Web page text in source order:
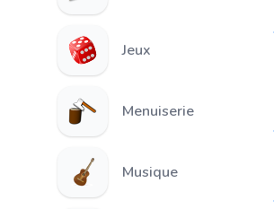
Jeux
Menuiserie
Musique